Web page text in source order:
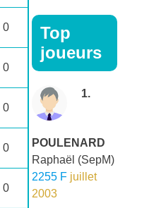
0
0
0
0
0
Top
joueurs
1.
POULENARD
Raphaël (SepM)
2255 F juillet
2003